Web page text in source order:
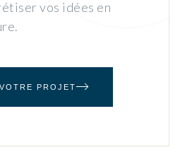
vos idées en
PROJET